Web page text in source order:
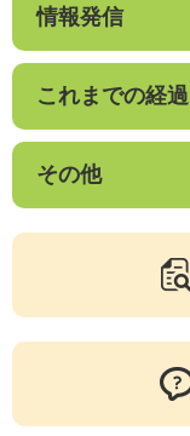
情報発信
これまでの経過
その他